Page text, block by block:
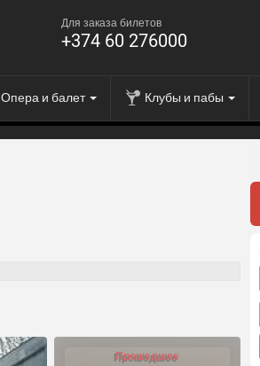
Для заказа билетов
+374 60 276000
Опера и балет Клубы и пабы
Прошедшее